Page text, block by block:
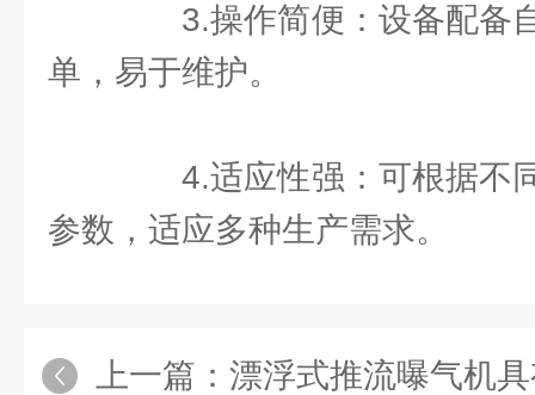
3.操作简便：设备配备
单，易于维护。
4.适应性强：可根据不
参数，适应多种生产需求。
上一篇： 漂浮式推流曝气机具有